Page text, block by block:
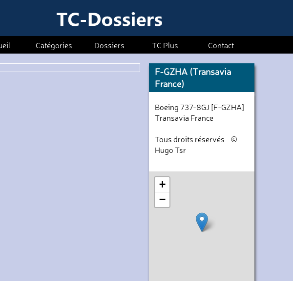
Catégories Dossiers TC Plus Contact
F-GZHA (Transavia
France)
Boeing 737-8GJ [F-GZHA]
Transavia France
Tous droits réservés - ©
Hugo Tsr
+
−